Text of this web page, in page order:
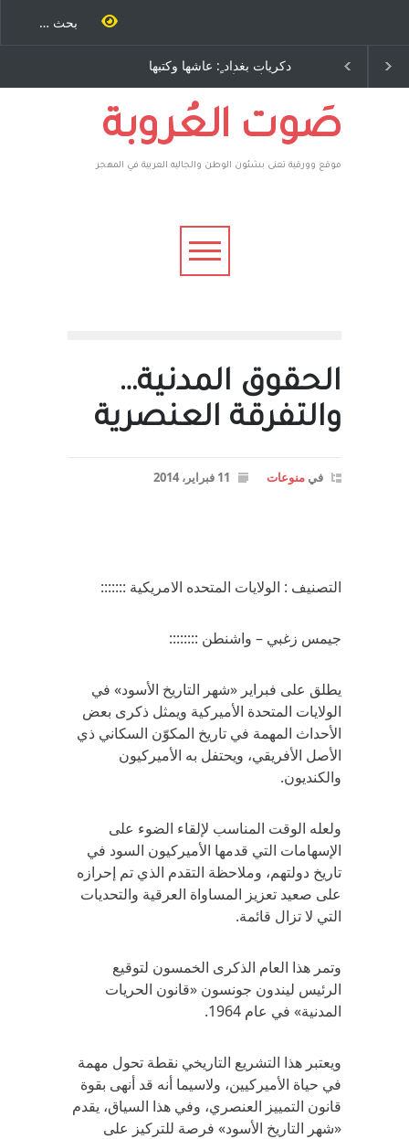
دكريات بغداد ٍ: عاشها وكتبها
:وليد رباح – نيوجرسي –
الولايات المتحدة الامريكية
كتب
يقهر
صَوت العُروبة
موقع وورقية تعنى بشئون الوطن والجاليه العربية في المهجر
الحقوق المدنية…
والتفرقة العنصرية
في منوعات 11 فبراير، 2014
التصنيف : الولايات المتحده الامريكية :::::::
جيمس زغبي – واشنطن ::::::::
يطلق على فبراير «شهر التاريخ الأسود» في
الولايات المتحدة الأميركية ويمثل ذكرى بعض
الأحداث المهمة في تاريخ المكوّن السكاني ذي
الأصل الأفريقي، ويحتفل به الأميركيون
والكنديون.
ولعله الوقت المناسب لإلقاء الضوء على
الإسهامات التي قدمها الأميركيون السود في
تاريخ دولتهم، وملاحظة التقدم الذي تم إحرازه
على صعيد تعزيز المساواة العرقية والتحديات
التي لا تزال قائمة.
وتمر هذا العام الذكرى الخمسون لتوقيع
الرئيس ليندون جونسون «قانون الحريات
المدنية» في عام 1964.
ويعتبر هذا التشريع التاريخي نقطة تحول مهمة
في حياة الأميركيين، ولاسيما أنه قد أنهى بقوة
قانون التمييز العنصري، وفي هذا السياق، يقدم
«شهر التاريخ الأسود» فرصة للتركيز على